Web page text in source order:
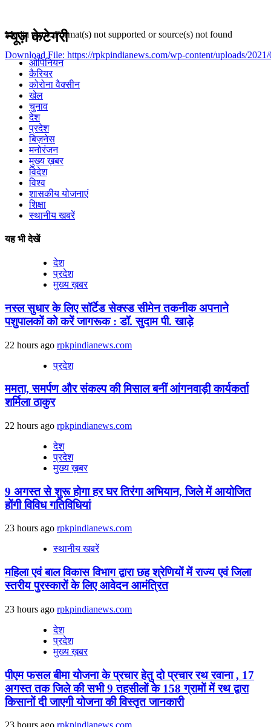
Media error: Format(s) not supported or source(s) not found
Download File: https://rpkpindianews.com/wp-content/uploads/
00:00
न्यूज़ केटेगरी
ओपिनियन
कैरियर
कोरोना वैक्सीन
खेल
चुनाव
देश
प्रदेश
बिज़नेस
मनोरंजन
मुख्य ख़बर
विदेश
विश्व
शासकीय योजनाएं
शिक्षा
स्थानीय खबरें
यह भी देखें
देश
प्रदेश
मुख्य ख़बर
नस्ल सुधार के लिए सॉर्टेड सेक्स्ड सीमेन तकनीक अपनाने
पशुपालकों को करें जागरूक : डॉ. सुदाम पी. खाड़े
22 hours ago rpkpindianews.com
प्रदेश
ममता, समर्पण और संकल्प की मिसाल बनीं आंगनवाड़ी कार्यकर्ता
शर्मिला ठाकुर
22 hours ago rpkpindianews.com
देश
प्रदेश
मुख्य ख़बर
9 अगस्‍त से शुरू होगा हर घर तिरंगा अभियान, जिले में आयोजित
होंगी विविध गतिविधियां
23 hours ago rpkpindianews.com
स्थानीय खबरें
महिला एवं बाल विकास विभाग द्वारा छह श्रेणियों में राज्य एवं जिला
स्तरीय पुरस्कारों के लिए आवेदन आमंत्रित
23 hours ago rpkpindianews.com
देश
प्रदेश
मुख्य ख़बर
पीएम फसल बीमा योजना के प्रचार हेतु दो प्रचार रथ रवाना , 17
अगस्त तक जिले की सभी 9 तहसीलों के 158 ग्रामों में रथ द्वारा
किसानों दी जाएगी योजना की विस्तृत जानकारी